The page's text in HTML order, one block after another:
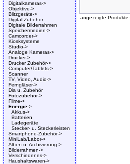
Digitalkameras->
Objektive->
Blitzgeräte->
Digital-Zubehör
Digitale Bilderrahmen
Speichermedien->
Camcorder->
Kiosksysteme
Studio->
Analoge Kameras->
Drucker->
Drucker Zubehör->
Computer/Tablets->
Scanner
TV, Video, Audio->
Ferngläser->
Dia u. Zubehör
Fotozubehör->
Filme->
Energie->
Akkus->
Batterien
Ladegeräte
Stecker- u. Steckerleisten
Smartphone-Zubehör->
MiniLab/Labor->
Alben u. Archivierung->
Bilderrahmen->
Verschiedenes->
Haushaltswaren->
angezeigte Produkte: